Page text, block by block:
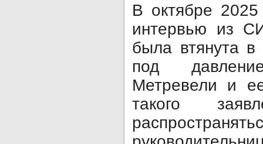
В октябре
интервью из
была втянута в
под
Метревели и
такого